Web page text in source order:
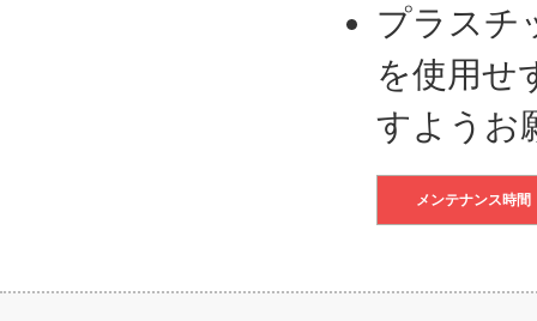
プラスチ
を使用せ
すようお
メンテナンス時間